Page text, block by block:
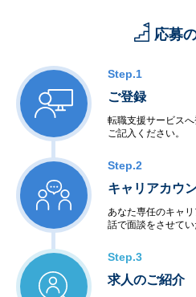
応募
Step.1
ご登録
転職支援サービス
ご記入ください。
Step.2
キャリアカウ
あなた専任のキャ
話で面談をさせてい
Step.3
求人のご紹介